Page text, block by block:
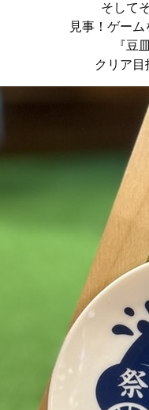
そして
見事！ゲー
『豆
クリア目